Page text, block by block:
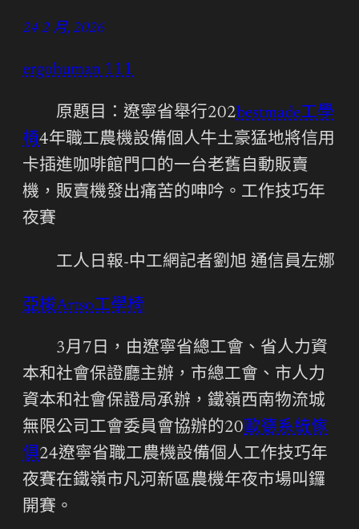
24 2 月, 2026
ergohuman 111
原題目：遼寧省舉行202bestmade工學
椅4年職工農機設備個人牛土豪猛地將信用
卡插進咖啡館門口的一台老舊自動販賣
機，販賣機發出痛苦的呻吟。工作技巧年
夜賽
工人日報-中工網記者劉旭 通信員左娜
亞梭Artso工學椅
3月7日，由遼寧省總工會、省人力資
本和社會保證廳主辦，市總工會、市人力
資本和社會保證局承辦，鐵嶺西南物流城
無限公司工會委員會協辦的20歐德系統傢
俱24遼寧省職工農機設備個人工作技巧年
夜賽在鐵嶺市凡河新區農機年夜市場叫鑼
開賽。